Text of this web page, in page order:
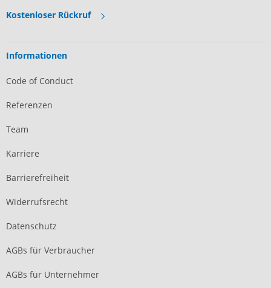
Kostenloser Rückruf
Informationen
Code of Conduct
Referenzen
Team
Karriere
Barrierefreiheit
Widerrufsrecht
Datenschutz
AGBs für Verbraucher
AGBs für Unternehmer